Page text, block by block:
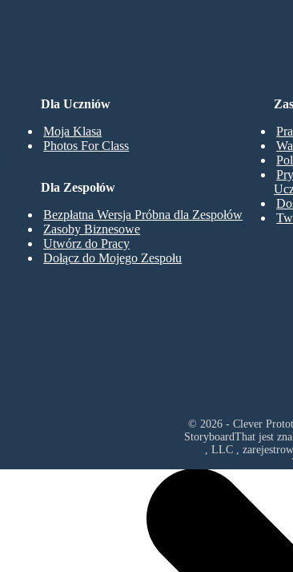
Dla Uczniów
Moja Klasa
Photos For Class
Dla Zespołów
Bezpłatna Wersja Próbna dla Zespołów
Zasoby Biznesowe
Utwórz do Pracy
Dołącz do Mojego Zespołu
© 2026 - Clever
StoryboardThat jest
, LLC,